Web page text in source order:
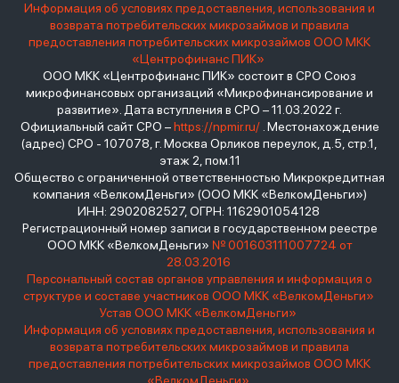
Информация об условиях предоставления, использования и
возврата потребительских микрозаймов и правила
предоставления потребительских микрозаймов ООО МКК
«Центрофинанс ПИК»
ООО МКК «Центрофинанс ПИК» состоит в СРО Союз
микрофинансовых организаций «Микрофинансирование и
развитие». Дата вступления в СРО – 11.03.2022 г.
Официальный сайт СРО –https://npmir.ru/. Местонахождение
(адрес) СРО - 107078, г. Москва Орликов переулок, д.5, стр.1,
этаж 2, пом.11
Общество с ограниченной ответственностью Микрокредитная
компания «ВелкомДеньги» (ООО МКК «ВелкомДеньги»)
ИНН: 2902082527, ОГРН: 1162901054128
Регистрационный номер записи в государственном реестре
ООО МКК «ВелкомДеньги» № 001603111007724 от
28.03.2016
Персональный состав органов управления и информация о
структуре и составе участников ООО МКК «ВелкомДеньги»
Устав ООО МКК «ВелкомДеньги»
Информация об условиях предоставления, использования и
возврата потребительских микрозаймов и правила
предоставления потребительских микрозаймов ООО МКК